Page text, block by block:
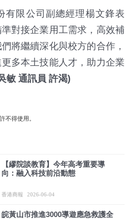
限公司副總經理楊文鋒表
對接企業用工需求，高效補
將繼續深化與校方的合作，
多本土技能人才，助力企業
敏 通訊員 許渴)
不得使用。
【繆院談教育】今年高考重要導
向：融入科技前沿動態
香港商報 2026-06-04
皖黃山市推進3000導遊應急救護全